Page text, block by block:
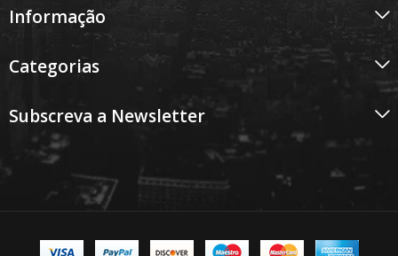
Informação
Categorias
Subscreva a Newsletter